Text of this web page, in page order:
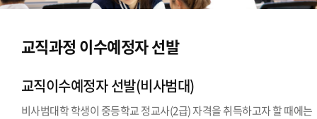
교직과정 이수예정자 선발
교직이수예정자 선발(비사범대)
비사범대학 학생이 중등학교 정교사(2급) 자격을 취득하고자 할 때에는